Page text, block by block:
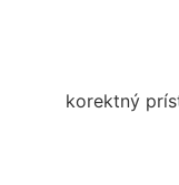
korektný